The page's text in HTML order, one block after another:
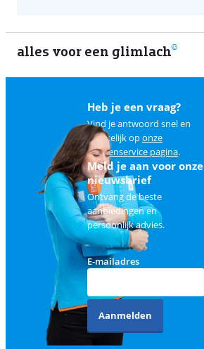
alles voor een glimlach
Heb je een vraag?
Vind je antwoord snel en
makkelijk oponze
klantenservice pagina.
Meld je aan voor onze
nieuwsbrief
Ontvang de beste
aanbiedingen en
persoonlijk advies.
E-mailadres
Aanmelden